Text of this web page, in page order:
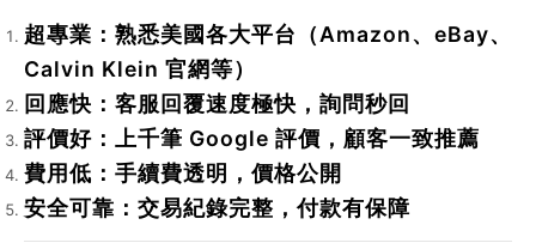
超專業 ：熟悉美國各大平台（Amazon、eBay、
Calvin Klein 官網等）
回應快 ：客服回覆速度極快，詢問秒回
評價好 ：上千筆 Google 評價，顧客一致推薦
費用低 ：手續費透明，價格公開
安全可靠 ：交易紀錄完整，付款有保障